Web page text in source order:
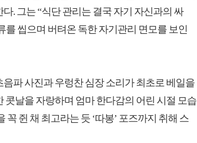
. 그는 “식단 관리는 결국 자기 자신과의 싸
씹으며 버텨온 독한 자기관리 면모를 보인
파 사진과 우렁찬 심장 소리가 최초로 베일을
날을 자랑하며 엄마 한다감의 어린 시절 모습
쥔 채 최고라는 듯 ‘따봉’ 포즈까지 취해 스